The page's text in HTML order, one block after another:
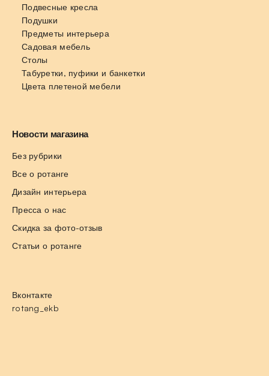
Подвесные кресла
Подушки
Предметы интерьера
Садовая мебель
Столы
Табуретки, пуфики и банкетки
Цвета плетеной мебели
Новости магазина
Без рубрики
Все о ротанге
Дизайн интерьера
Пресса о нас
Скидка за фото-отзыв
Статьи о ротанге
Вконтакте
rotang_ekb